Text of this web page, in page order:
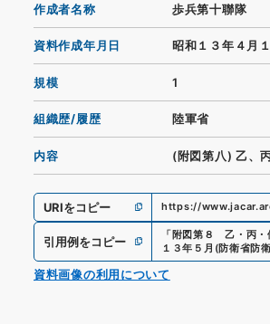
作成者名称 歩兵第十聯隊
資料作成年月日 昭和１３年４月
規模 1
組織歴/履歴 陸軍省
内容 (附図第八) 乙、
URIをコピー https://
引用例をコピー 「附図第８ 乙・丙・
１３年５月 (防衛省防
資料画像の利用について